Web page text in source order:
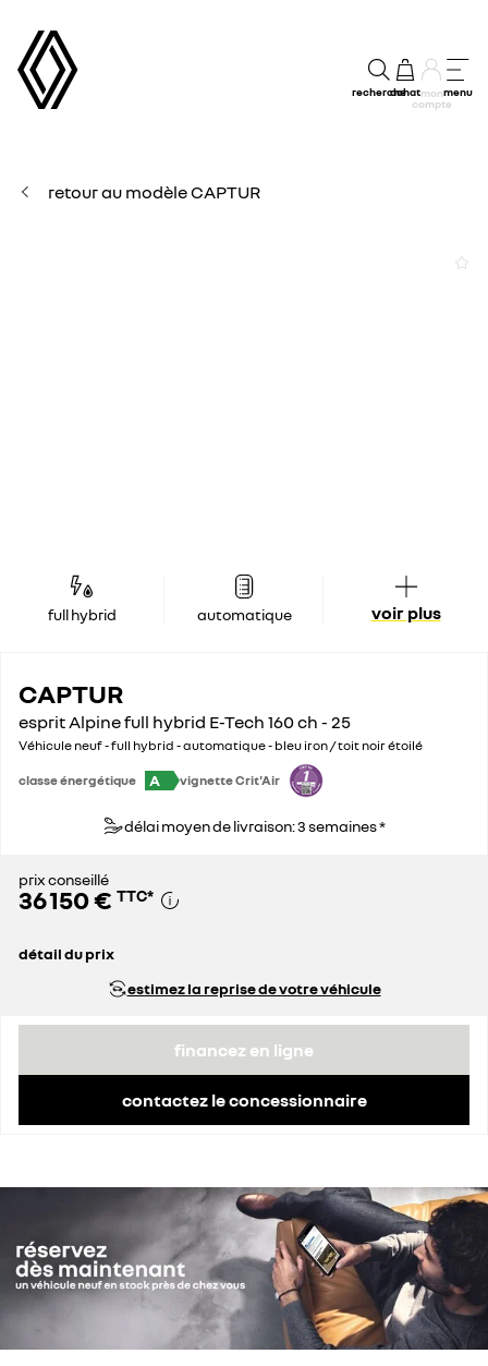
rechercheachatmon
compte
menu
retour au modèle CAPTUR
full hybrid automatique voir plus
CAPTUR
esprit Alpine full hybrid E-Tech 160 ch - 25
Véhicule neuf - full hybrid - automatique - bleu iron / toit noir étoilé
classe énergétique A vignette Crit'Air
délai moyen de livraison: 3 semaines *
prix conseillé
36 150 € TTC*
détail du prix
estimez la reprise de votre véhicule
financez en ligne
contactez le concessionnaire